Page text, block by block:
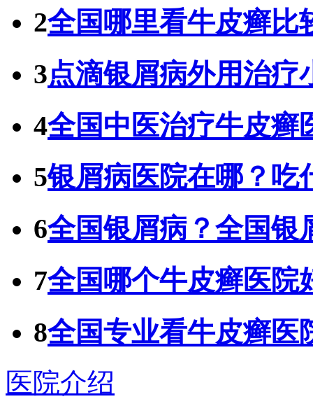
2全国哪里看牛皮癣比
3点滴银屑病外用治疗
4全国中医治疗牛皮癣
5银屑病医院在哪？吃
6全国银屑病？全国银
7全国哪个牛皮癣医院
8全国专业看牛皮癣医
医院介绍